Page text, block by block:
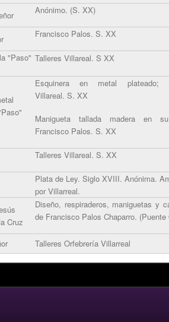
Anónimo. (S. XX)
Francisco Palos. S. XX
"Paso" Talleres Villareal. S XX
Esquinera en metal plateado;
Villareal. S. XX
Manigueta tallada madera en
Francisco Palos. S. XX
Talleres Villareal. S. XX
Plata de Ley. Siglo XVIII. Anónima.
por Villarreal.
Cruz
Diseño, respiraderos, maniguetas y
de Francisco Palos Chaparro. (Puente
Talleres Orfebrería Villarreal